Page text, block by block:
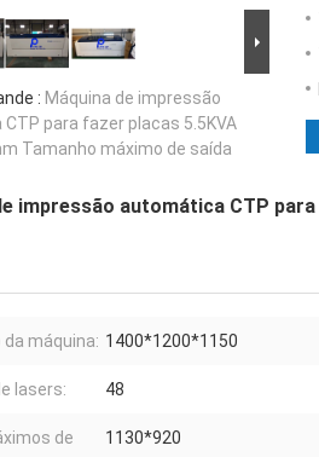
: Máquina de impressão
para fazer placas 5.5KVA
Tamanho máximo de saída
impressão automática CTP
máquina: 1400*1200*1150
lasers: 48
de
1130*920